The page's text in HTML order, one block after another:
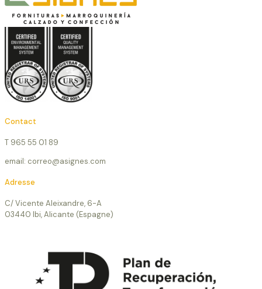
Contact
T 965 55 01 89
email: correo@asignes.com
Adresse
C/ Vicente Aleixandre, 6-A
03440 Ibi, Alicante (Espagne)